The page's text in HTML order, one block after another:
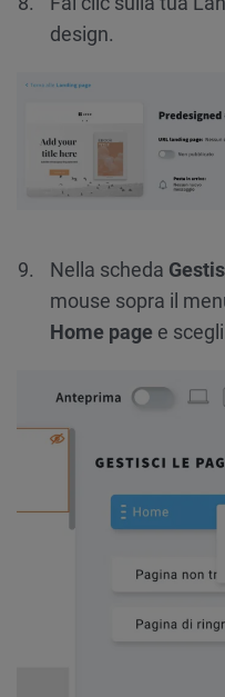
design.
Nella scheda
mouse sopra il
Home page e scegli